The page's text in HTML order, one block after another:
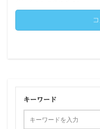
キーワード